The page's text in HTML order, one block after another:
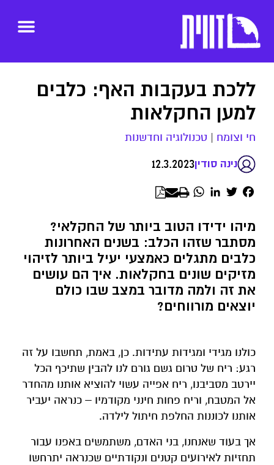
ללכת בעקבות האף: כלבים
למען החקלאות
חי וצומח | טכנולוגיה וחדשנות
נינה סודין12.3.2023
Facebook
Twitter
LinkedIn
WhatsApp
מיהו ידידו הטוב ביותר של החקלאי?
מסתבר שזהו הכלב: בשנים האחרונות
כלבים מתגלים כאמצעי יעיל ביותר לזיהוי
מזיקים שונים בחקלאות. איך הם עושים
את זה ולמה מדובר במצב שבו כולם
יוצאים מורווחים?
כולנו מגידי ומגידות עתידות. כן, באמת, תחשבו על זה
רגע: ריח של טרום גשם גורם לנו להבין שתיכף הכל
יירטב מסביבנו, ריח אפייה עשוי להוציא אותנו מהחדר
אל המטבח, וריח פחות חינני מקודמיו – כנראה יעביר
אותנו לכוננות החלפת חיתול לילדה.
אך בעוד שאנחנו, בני האדם, משתמשים באפנו עבור
תחזיות לאירועים קטנים ונקודתיים שכנראה יתרחשו